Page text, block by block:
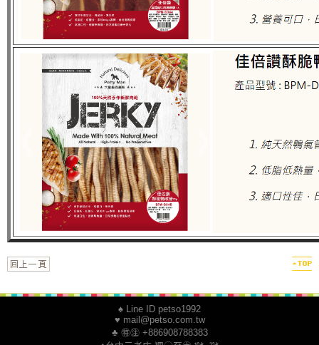
♠ Line ID petso1992
♥ mail@petso.com.tw
♣ ㊕㊟ +886908788383